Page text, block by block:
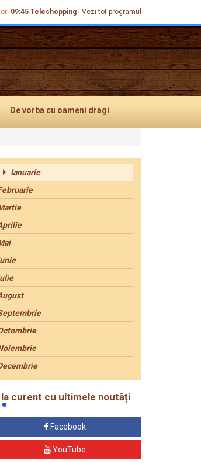
09:45 Teleshopping Vezi tot programul
De vorba cu oameni dragi
Ianuarie
la curent cu ultimele noutăți
Facebook
YouTube